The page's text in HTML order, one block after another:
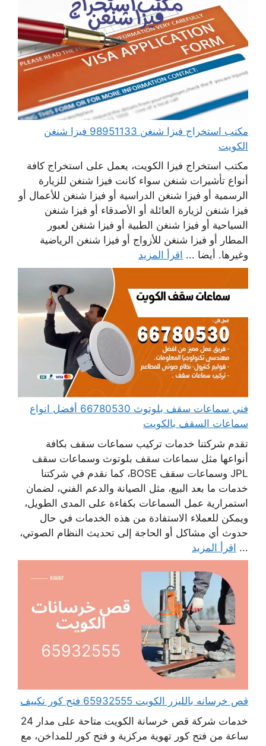
مكتب استخراج فيزا شنغن 98951133 فيزا شنغن
الكويت
مكتب استخراج فيزا الكويت، يعمل على استخراج كافة
أنواع تأشيرات شنغن سواء كانت فيزا شنغن للزيارة
الرسمية أو فيزا شنغن الدراسية أو فيزا شنغن للأعمال أو
فيزا شنغن لزيارة العائلة أو الأصدقاء أو فيزا شنغن
السياحية أو فيزا شنغن الطبية أو فيزا شنغن لعبور
المطار أو فيزا شنغن للأزواج أو فيزا شنغن الرياضية
وغيرها. أيضا ... اقرأ المزيد
فني سماعات سقف بلوتوث 66780530 أفضل انواع
سماعات السقف بالكويت
تقدم شركتنا خدمات تركيب سماعات سقف بكافة
أنواعها مثل سماعات سقف بلوتوث وسماعات سقف
JPL وسماعات سقف BOSE، كما نقدم في شركتنا
خدمات ما بعد البيع، مثل الصيانة والدعم الفني، لضمان
استمرارية عمل السماعات بكفاءة على المدى الطويل،
ويمكن للعملاء الاستفادة من هذه الخدمات في حال
حدوث أي مشاكل أو الحاجة إلى تحديث النظام الصوتي،
... اقرأ المزيد
قص خرسانه بالليزر الكويت 65932555 فتح كور تكييف
خدمات شركة قص خرسانة الكويت متاحة على مدار 24
ساعة من فتح كور تهوية مركزية و فتح كور للمداخن، مع